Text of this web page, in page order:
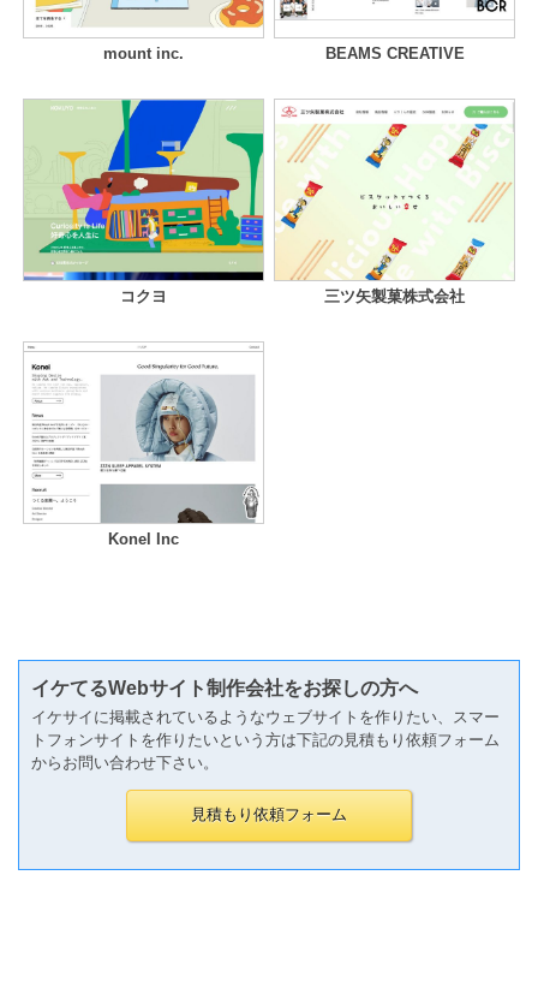
mount inc. BEAMS CREATIVE
コクヨ 三ツ矢製菓株式会社
Konel Inc
イケてるWebサイト制作会社をお探しの方へ
イケサイに掲載されているようなウェブサイトを作りたい、スマー
トフォンサイトを作りたいという方は下記の見積もり依頼フォーム
からお問い合わせ下さい。